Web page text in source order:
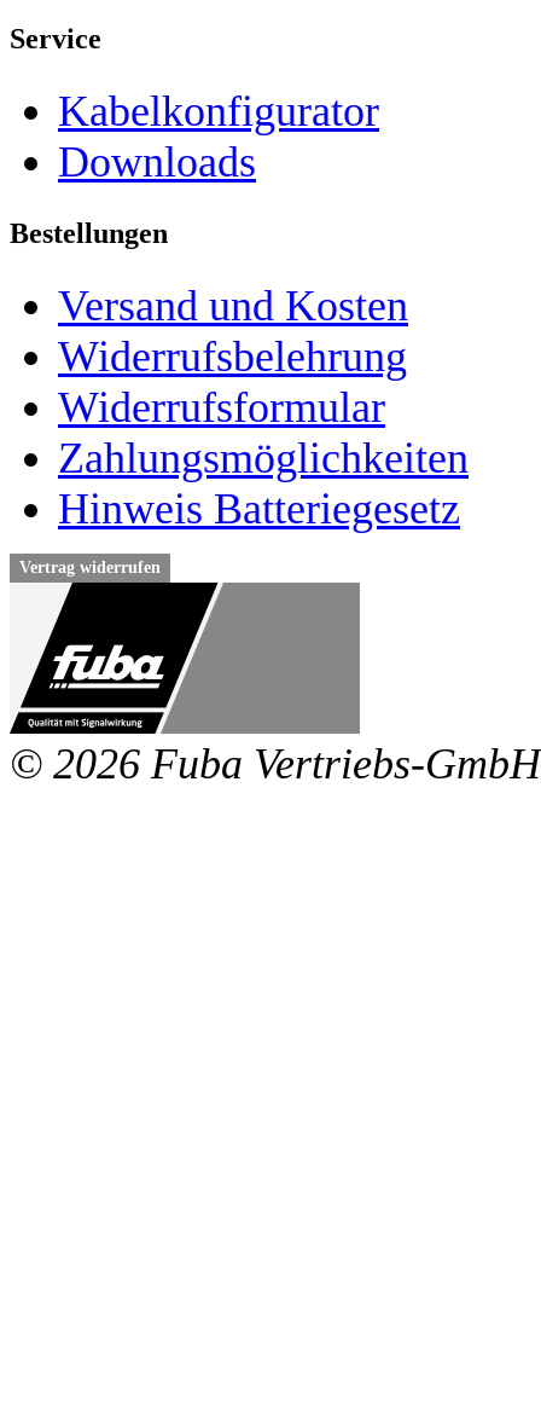
Service
Kabelkonfigurator
Downloads
Bestellungen
Versand und Kosten
Widerrufsbelehrung
Widerrufsformular
Zahlungsmöglichkeiten
Hinweis Batteriegesetz
Vertrag widerrufen
© 2026 Fuba Vertriebs-GmbH